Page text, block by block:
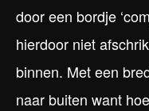
door een bordje
hierdoor niet
binnen. Met een
naar buiten want